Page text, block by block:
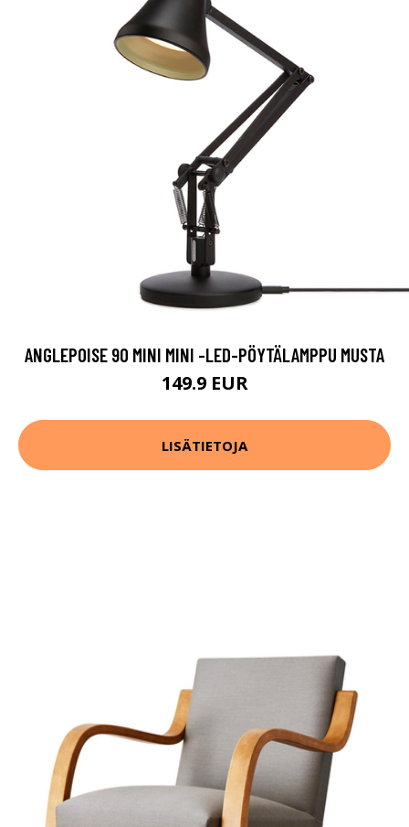
ANGLEPOISE 90 MINI MINI -LED-PÖYTÄLAMPPU MUSTA
149.9 EUR
LISÄTIETOJA